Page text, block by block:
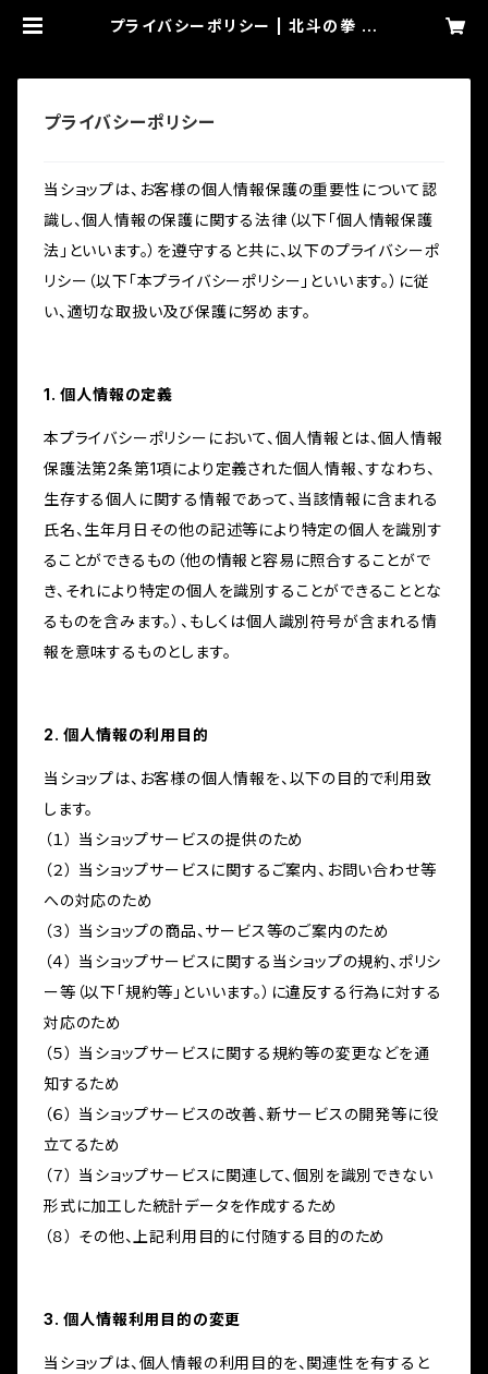
プライバシーポリシー | 北斗の拳 百
プライバシーポリシー
当ショップは、お客様の個人情報保護の重要性について認
識し、個人情報の保護に関する法律（以下「個人情報保護
法」といいます。）を遵守すると共に、以下のプライバシーポ
リシー（以下「本プライバシーポリシー」といいます。）に従
い、適切な取扱い及び保護に努めます。
1. 個人情報の定義
本プライバシーポリシーにおいて、個人情報とは、個人情報
保護法第2条第1項により定義された個人情報、すなわち、
生存する個人に関する情報であって、当該情報に含まれる
氏名、生年月日その他の記述等により特定の個人を識別す
ることができるもの（他の情報と容易に照合することがで
き、それにより特定の個人を識別することができることとな
るものを含みます。）、もしくは個人識別符号が含まれる情
報を意味するものとします。
2. 個人情報の利用目的
当ショップは、お客様の個人情報を、以下の目的で利用致
します。
（１） 当ショップサービスの提供のため
（２） 当ショップサービスに関するご案内、お問い合わせ等
への対応のため
（３） 当ショップの商品、サービス等のご案内のため
（４） 当ショップサービスに関する当ショップの規約、ポリシ
ー等（以下「規約等」といいます。）に違反する行為に対する
対応のため
（５） 当ショップサービスに関する規約等の変更などを通
知するため
（６） 当ショップサービスの改善、新サービスの開発等に役
立てるため
（７） 当ショップサービスに関連して、個別を識別できない
形式に加工した統計データを作成するため
（８） その他、上記利用目的に付随する目的のため
3. 個人情報利用目的の変更
当ショップは、個人情報の利用目的を、関連性を有すると